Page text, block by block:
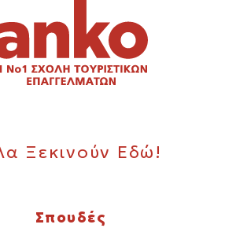
Ξεκινούν Εδώ!
Σπουδές